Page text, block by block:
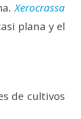
Xerocrassa
plana y el
de cultivos